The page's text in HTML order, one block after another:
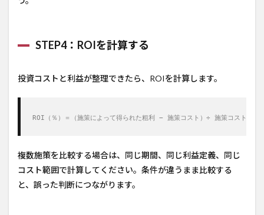
STEP4：ROIを計算する
投資コストと利益が整理できたら、ROIを計算します。
ROI（％）＝（施策によって得られた粗利 − 施策コスト）÷ 施策コスト ×
複数施策を比較する場合は、同じ期間、同じ利益定義、同じ
コスト範囲で計算してください。条件が違うまま比較する
と、誤った判断につながります。